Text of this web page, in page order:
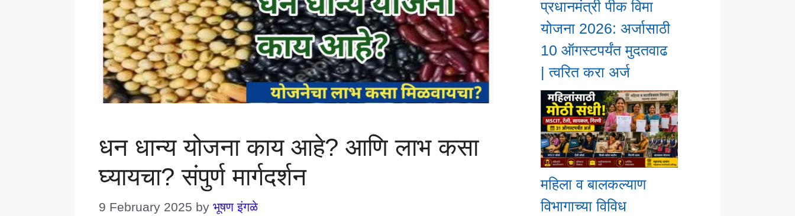
धन धान्य योजना काय आहे? आणि लाभ कसा
घ्यायचा? संपुर्ण मार्गदर्शन
9 February 2025 by भूषण इंगळे
प्रधानमंत्री पीक विमा
योजना 2026: अर्जासाठी
10 ऑगस्टपर्यंत मुदतवाढ
| त्वरित करा अर्ज
महिला व बालकल्याण
विभागाच्या विविध